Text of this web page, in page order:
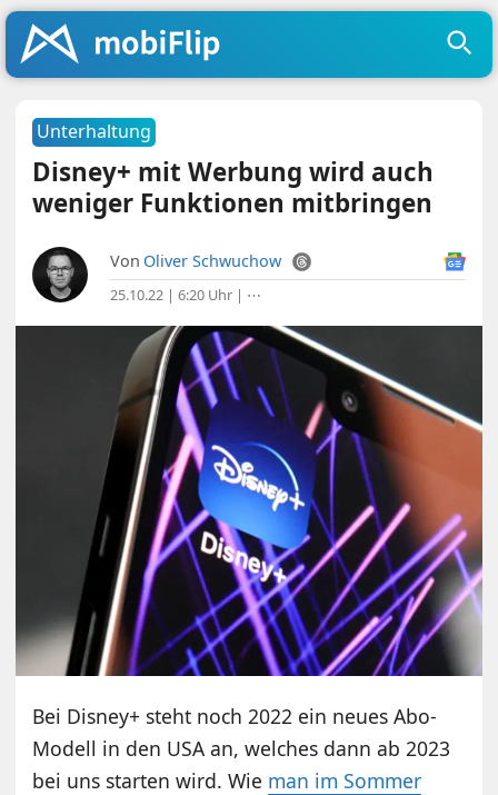
Unterhaltung
Disney+ mit Werbung wird auch
weniger Funktionen mitbringen
Von Oliver Schwuchow
25.10.22 | 6:20 Uhr | ⋯
Bei Disney+ steht noch 2022 ein neues Abo-
Modell in den USA an, welches dann ab 2023
bei uns starten wird. Wie man im Sommer